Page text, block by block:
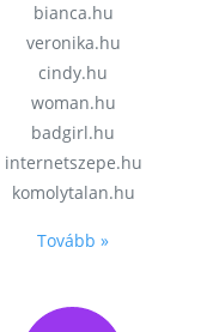
bianca.hu
veronika.hu
cindy.hu
woman.hu
badgirl.hu
internetszepe.hu
komolytalan.hu
Tovább »